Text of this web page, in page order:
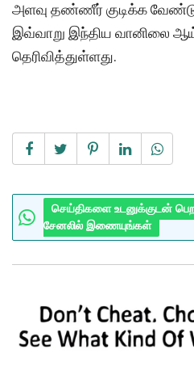
அளவு தண்ணீர் குடிக்க
இவ்வாறு இந்திய வானிலை
தெரிவித்துள்ளது.
செய்திகளை உடனுக்குடன்
சேனலில் இணையுங்கள்